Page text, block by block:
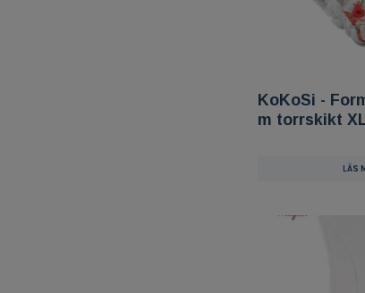
KoKoSi -
m torrskikt
LÄS